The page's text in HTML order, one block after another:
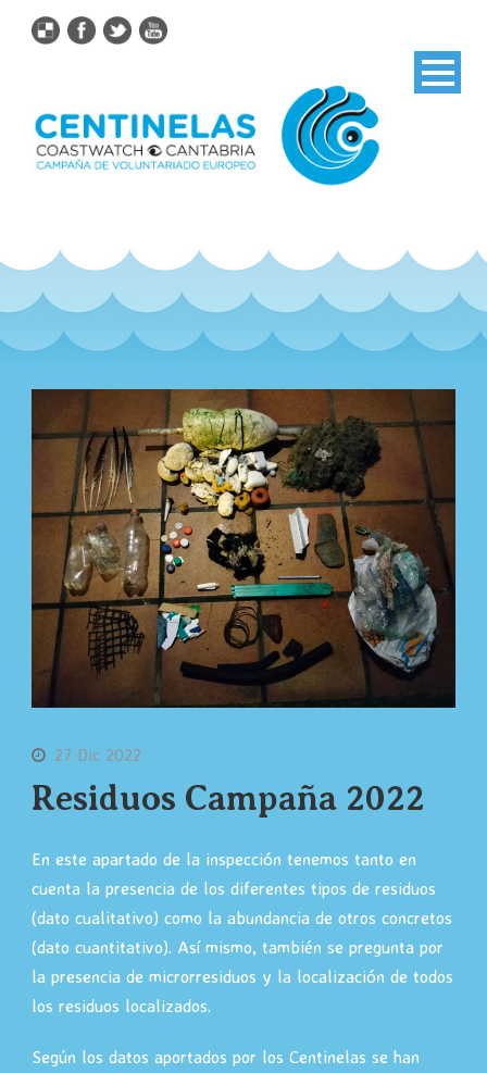
27 Dic 2022
Residuos Campaña 2022
En este apartado de la inspección tenemos tanto en
cuenta la presencia de los diferentes tipos de residuos
(dato cualitativo) como la abundancia de otros concretos
(dato cuantitativo). Así mismo, también se pregunta por
la presencia de microrresiduos y la localización de todos
los residuos localizados.
Según los datos aportados por los Centinelas se han